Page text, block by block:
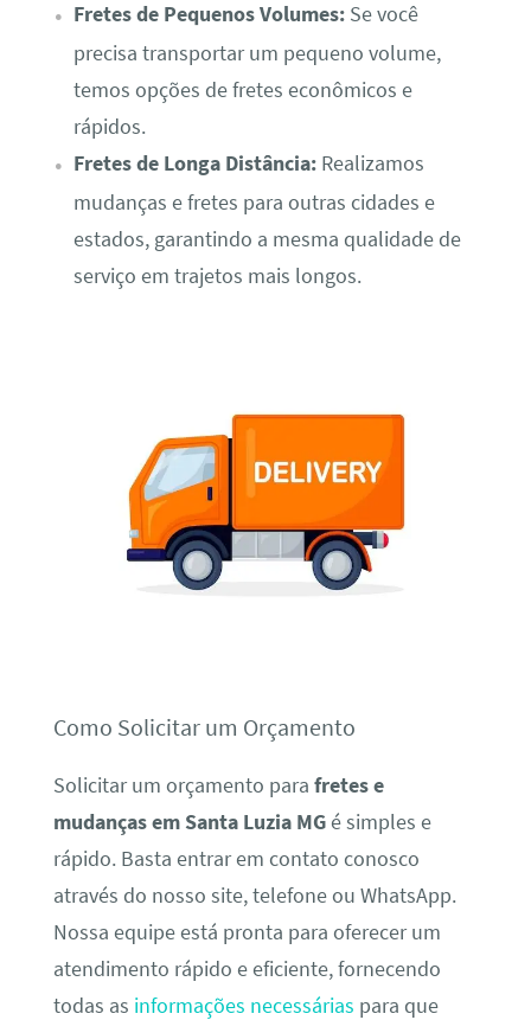
Fretes de Pequenos Volumes:Se você
precisa transportar um pequeno volume,
temos opções de fretes econômicos e
rápidos.
Fretes de Longa Distância:Realizamos
mudanças e fretes para outras cidades e
estados, garantindo a mesma qualidade de
serviço em trajetos mais longos.
Como Solicitar um Orçamento
Solicitar um orçamento para fretes e
mudanças em Santa Luzia MGé simples e
rápido. Basta entrar em contato conosco
através do nosso site, telefone ou WhatsApp.
Nossa equipe está pronta para oferecer um
atendimento rápido e eficiente, fornecendo
todas as informações necessárias para que